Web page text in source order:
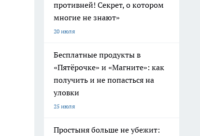
противней! Секрет, о котором
многие не знают»
20 июля
Бесплатные продукты в
«Пятёрочке» и «Магните»: как
получить и не попасться на
уловки
25 июля
Простыня больше не убежит: